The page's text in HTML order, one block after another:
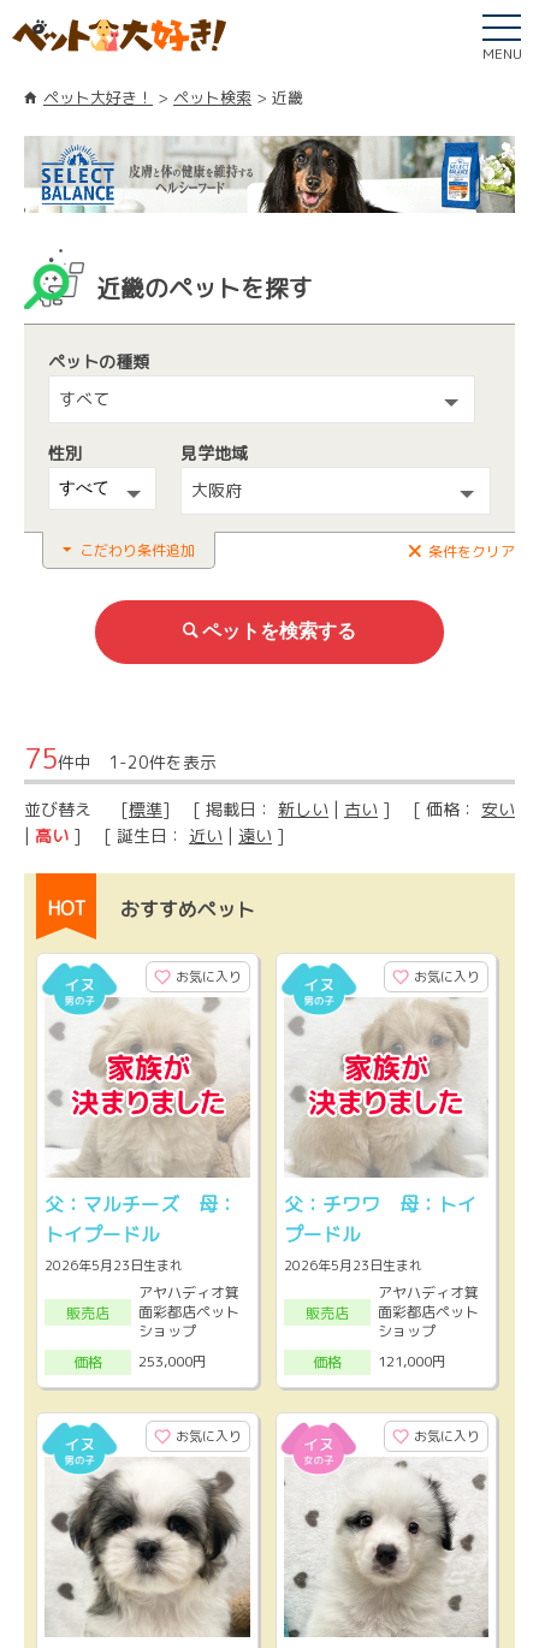
MENU
ペット大好き！ ペット検索 近畿
近畿のペットを探す
ペットの種類
すべて
性別
見学地域
大阪府
こだわり条件追加 条件をクリア
75件中 1-20件を表示
並び替え [標準] [ 掲載日： 新しい | 古い ] [ 価格： 安い
| 高い ] [ 誕生日： 近い | 遠い ]
HOT おすすめペット
お気に入り
父：マルチーズ 母：
トイプードル
2026年5月23日生まれ
販売店
アヤハディオ箕
面彩都店ペット
ショップ
価格
253,000円
お気に入り
父：チワワ 母：トイ
プードル
2026年5月23日生まれ
販売店
アヤハディオ箕
面彩都店ペット
ショップ
価格
121,000円
お気に入り お気に入り